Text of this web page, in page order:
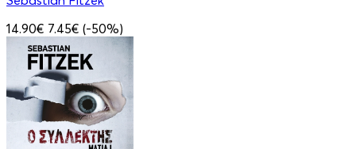
14.90€ 7.45€ (-50%)